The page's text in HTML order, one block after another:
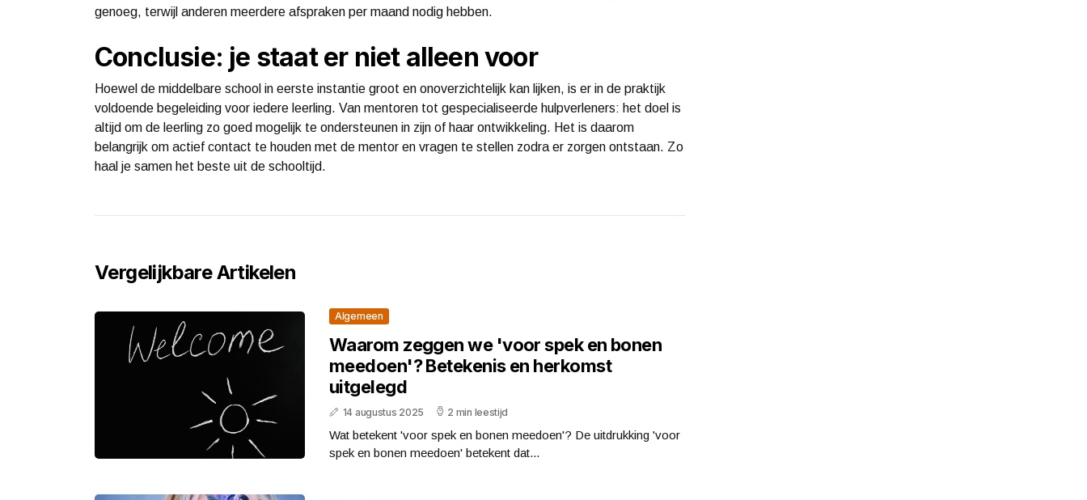
genoeg, terwijl anderen meerdere afspraken per maand nodig hebben.
Conclusie: je staat er niet alleen voor
Hoewel de middelbare school in eerste instantie groot en onoverzichtelijk kan lijken, is er in de praktijk
voldoende begeleiding voor iedere leerling. Van mentoren tot gespecialiseerde hulpverleners: het doel is
altijd om de leerling zo goed mogelijk te ondersteunen in zijn of haar ontwikkeling. Het is daarom
belangrijk om actief contact te houden met de mentor en vragen te stellen zodra er zorgen ontstaan. Zo
haal je samen het beste uit de schooltijd.
Vergelijkbare Artikelen
Algemeen
Waarom zeggen we 'voor spek en bonen
meedoen'? Betekenis en herkomst
uitgelegd
14 augustus 2025 2 min leestijd
Wat betekent 'voor spek en bonen meedoen'? De uitdrukking 'voor
spek en bonen meedoen' betekent dat...